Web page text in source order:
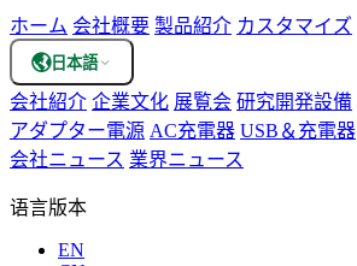
ホーム 会社概要 製品紹介 カスタマイズ
日本語
会社紹介 企業文化 展覧会 研究開発設備
アダプター電源 AC充電器 USB＆充電器
会社ニュース 業界ニュース
语言版本
EN